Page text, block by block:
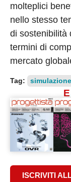
molteplici
nello stesso
di sostenibilità
termini di
mercato
Tag: simulazione
ISCRIVITI